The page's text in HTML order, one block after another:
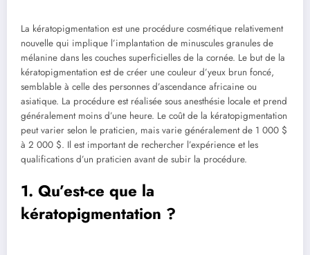
La kératopigmentation est une procédure cosmétique relativement
nouvelle qui implique l’implantation de minuscules granules de
mélanine dans les couches superficielles de la cornée. Le but de la
kératopigmentation est de créer une couleur d’yeux brun foncé,
semblable à celle des personnes d’ascendance africaine ou
asiatique. La procédure est réalisée sous anesthésie locale et prend
généralement moins d’une heure. Le coût de la kératopigmentation
peut varier selon le praticien, mais varie généralement de 1 000 $
à 2 000 $. Il est important de rechercher l’expérience et les
qualifications d’un praticien avant de subir la procédure.
1. Qu’est-ce que la
kératopigmentation ?